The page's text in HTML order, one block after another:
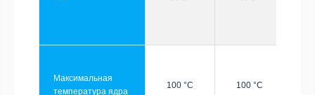
Максимальная
температура ядра
100 °C 100 °C